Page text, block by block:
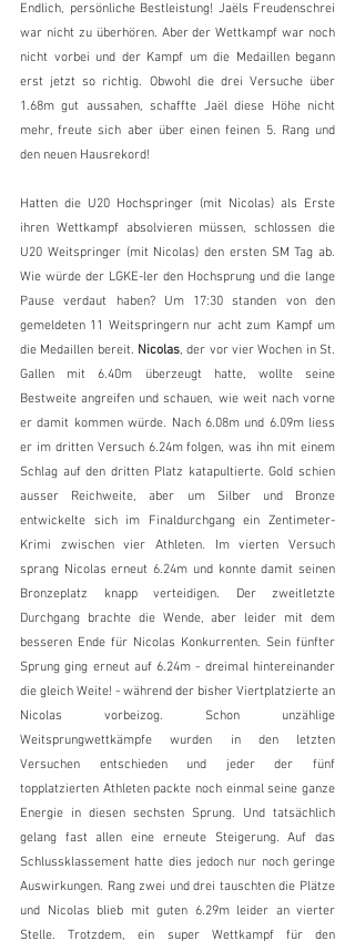
Endlich, persönliche Bestleistung! Jaëls Freudenschrei
war nicht zu überhören. Aber der Wettkampf war noch
nicht vorbei und der Kampf um die Medaillen begann
erst jetzt so richtig. Obwohl die drei Versuche über
1.68m gut aussahen, schaffte Jaël diese Höhe nicht
mehr, freute sich aber über einen feinen 5. Rang und
den neuen Hausrekord!
Hatten die U20 Hochspringer (mit Nicolas) als Erste
ihren Wettkampf absolvieren müssen, schlossen die
U20 Weitspringer (mit Nicolas) den ersten SM Tag ab.
Wie würde der LGKE-ler den Hochsprung und die lange
Pause verdaut haben? Um 17:30 standen von den
gemeldeten 11 Weitspringern nur acht zum Kampf um
die Medaillen bereit. Nicolas, der vor vier Wochen in St.
Gallen mit 6.40m überzeugt hatte, wollte seine
Bestweite angreifen und schauen, wie weit nach vorne
er damit kommen würde. Nach 6.08m und 6.09m liess
er im dritten Versuch 6.24m folgen, was ihn mit einem
Schlag auf den dritten Platz katapultierte. Gold schien
ausser Reichweite, aber um Silber und Bronze
entwickelte sich im Finaldurchgang ein Zentimeter-
Krimi zwischen vier Athleten. Im vierten Versuch
sprang Nicolas erneut 6.24m und konnte damit seinen
Bronzeplatz knapp verteidigen. Der zweitletzte
Durchgang brachte die Wende, aber leider mit dem
besseren Ende für Nicolas Konkurrenten. Sein fünfter
Sprung ging erneut auf 6.24m - dreimal hintereinander
die gleich Weite! - während der bisher Viertplatzierte an
Nicolas vorbeizog. Schon unzählige
Weitsprungwettkämpfe wurden in den letzten
Versuchen entschieden und jeder der fünf
topplatzierten Athleten packte noch einmal seine ganze
Energie in diesen sechsten Sprung. Und tatsächlich
gelang fast allen eine erneute Steigerung. Auf das
Schlussklassement hatte dies jedoch nur noch geringe
Auswirkungen. Rang zwei und drei tauschten die Plätze
und Nicolas blieb mit guten 6.29m leider an vierter
Stelle. Trotzdem, ein super Wettkampf für den